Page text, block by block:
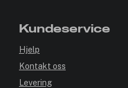
Kundeservice
Hjelp
Kontakt oss
Levering